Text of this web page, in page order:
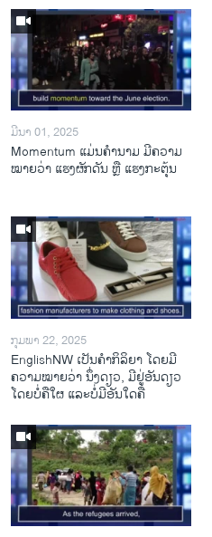
ມີນາ 01, 2025
Momentum ແມ່ນຄໍານາມ ມີຄວາມ
ໝາຍວ່າ ແຮງຜັກດັນ ຫຼື ແຮງກະຕຸ້ນ
ກຸມພາ 22, 2025
EnglishNW ເປັນຄໍາກິລິຍາ ໂດຍມີ
ຄວາມໝາຍວ່າ ນຶ່ງດຽວ, ມີຢູ່ອັນດຽວ
ໂດຍບໍ່ຄືໃຜ ແລະບໍ່ມີອັນໃດຄື